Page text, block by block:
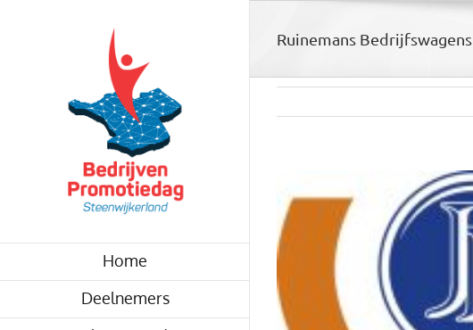
Home
Deelnemers
Ruinemans Bedrijfswagens
Larger
Image